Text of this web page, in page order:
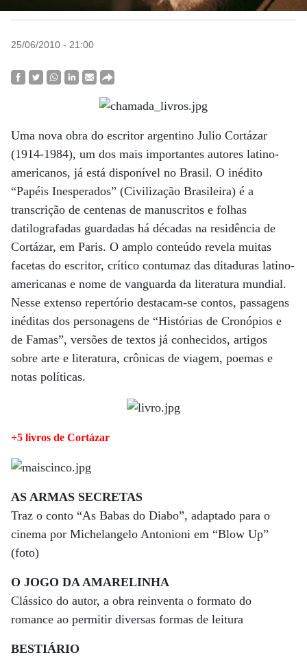
25/06/2010 - 21:00
Uma nova obra do escritor argentino Julio Cortázar
(1914-1984), um dos mais importantes autores latino-
americanos, já está disponível no Brasil. O inédito
“Papéis Inesperados” (Civilização Brasileira) é a
transcrição de centenas de manuscritos e folhas
datilografadas guardadas há décadas na residência de
Cortázar, em Paris. O amplo conteúdo revela muitas
facetas do escritor, crítico contumaz das ditaduras latino-
americanas e nome de vanguarda da literatura mundial.
Nesse extenso repertório destacam-se contos, passagens
inéditas dos personagens de “Histórias de Cronópios e
de Famas”, versões de textos já conhecidos, artigos
sobre arte e literatura, crônicas de viagem, poemas e
notas políticas.
+5 livros de Cortázar
AS ARMAS SECRETAS
Traz o conto “As Babas do Diabo”, adaptado para o
cinema por Michelangelo Antonioni em “Blow Up”
(foto)
O JOGO DA AMARELINHA
Clássico do autor, a obra reinventa o formato do
romance ao permitir diversas formas de leitura
BESTIÁRIO